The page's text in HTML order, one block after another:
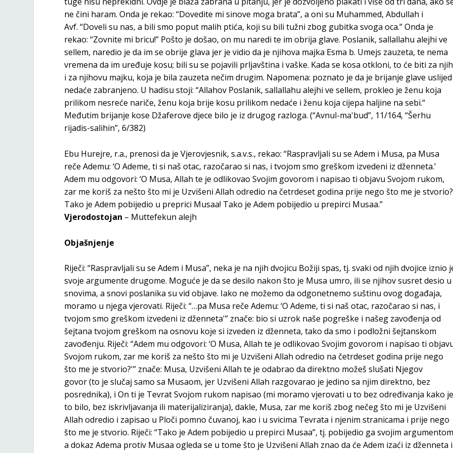
ne čini haram. Onda je rekao: “Dovedite mi sinove moga brata”, a oni su Muhammed, Abdullah i
Avf. “Doveli su nas, a bili smo poput malih ptića, koji su bili tužni zbog gubitka svoga oca.” Onda je
rekao: “Zovnite mi bricu!” Pošto je došao, on mu naredi te im obrija glave. Poslanik, sallallahu alejhi ve
sellem, naredio je da im se obrije glava jer je vidio da je njihova majka Esma b. Umejs zauzeta, te nema
vremena da im uređuje kosu; bili su se pojavili prljavština i vaške. Kada se kosa otkloni, to će biti za njih
i za njihovu majku, koja je bila zauzeta nečim drugim. Napomena: poznato je da je brijanje glave uslijed
nedaće zabranjeno. U hadisu stoji: “Allahov Poslanik, sallallahu alejhi ve sellem, prokleo je ženu koja
prilikom nesreće nariče, ženu koja brije kosu prilikom nedaće i ženu koja cijepa haljine na sebi.“
Međutim brijanje kose Džaferove djece bilo je iz drugog razloga. (“Avnul-ma'bud”, 11/164, “Šerhu
rijadis-salihin”, 6/382)
Ebu Hurejre, r.a., prenosi da je Vjerovjesnik, s.a.v.s., rekao: “Raspravljali su se Adem i Musa, pa Musa
reče Ademu: ‘O Ademe, ti si naš otac, razočarao si nas, i tvojom smo greškom izvedeni iz dženneta.’
Adem mu odgovori: ‘O Musa, Allah te je odlikovao Svojim govorom i napisao ti objavu Svojom rukom,
zar me koriš za nešto što mi je Uzvišeni Allah odredio na četrdeset godina prije nego što me je
Tako je Adem pobijedio u preprici Musaa! Tako je Adem pobijedio u prepirci Musaa.”
Vjerodostojan – Muttefekun alejh
Objašnjenje
Riječi: “Raspravljali su se Adem i Musa”, neka je na njih dvojicu Božiji spas, tj. svaki od njih dvojice iznio
svoje argumente drugome. Moguće je da se desilo nakon što je Musa umro, ili se njihov susret desio u
snovima, a snovi poslanika su vid objave. Iako ne možemo da odgonetnemo suštinu ovog događaja,
moramo u njega vjerovati. Riječi: “…pa Musa reče Ademu: ‘O Ademe, ti si naš otac, razočarao si nas, i
tvojom smo greškom izvedeni iz dženneta'” znače: bio si uzrok naše pogreške i našeg zavođenja od
šejtana tvojom greškom na osnovu koje si izveden iz dženneta, tako da smo i podložni šejtanskom
zavođenju. Riječi: “Adem mu odgovori: ‘O Musa, Allah te je odlikovao Svojim govorom i napisao ti
Svojom rukom, zar me koriš za nešto što mi je Uzvišeni Allah odredio na četrdeset godina prije nego
što me je stvorio?'” znače: Musa, Uzvišeni Allah te je odabrao da direktno možeš slušati Njegov
govor (to je slučaj samo sa Musaom, jer Uzvišeni Allah razgovarao je jedino sa njim direktno, bez
posrednika), i On ti je Tevrat Svojom rukom napisao (mi moramo vjerovati u to bez određivanja kako je
to bilo, bez iskrivljavanja ili materijaliziranja), dakle, Musa, zar me koriš zbog nečeg što mi je Uzvišeni
Allah odredio i zapisao u Ploči pomno čuvanoj, kao i u svicima Tevrata i njenim stranicama i prije nego
što me je stvorio. Riječi: “Tako je Adem pobijedio u prepirci Musaa”, tj. pobijedio ga svojim
a dokaz Adema protiv Musaa ogleda se u tome što je Uzvišeni Allah znao da će Adem izaći iz dženneta i